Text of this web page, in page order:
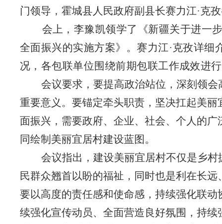
门领导，霍城县人民政府副县长赛力江·克
会上，李豫凯领学了《新疆关于进一
全面振兴的实施方案》。赛力江·克孜详细
况，各包联单位围绕前期包联工作成效进
会议要求，要提高政治站位，深刻领
重要意义。要锚定牵头职责，坚决扛起美丽
面振兴 ，需要政府、企业、社会、个人的
同绘制美丽宜居村建设蓝图。
会议指出，建设美丽宜居村不仅是乡
民群众翘首以盼的福祉，同时也是利在长
要以高度的责任感和使命感，持续强化联
续强化宣传动员、全面营造良好氛围，持